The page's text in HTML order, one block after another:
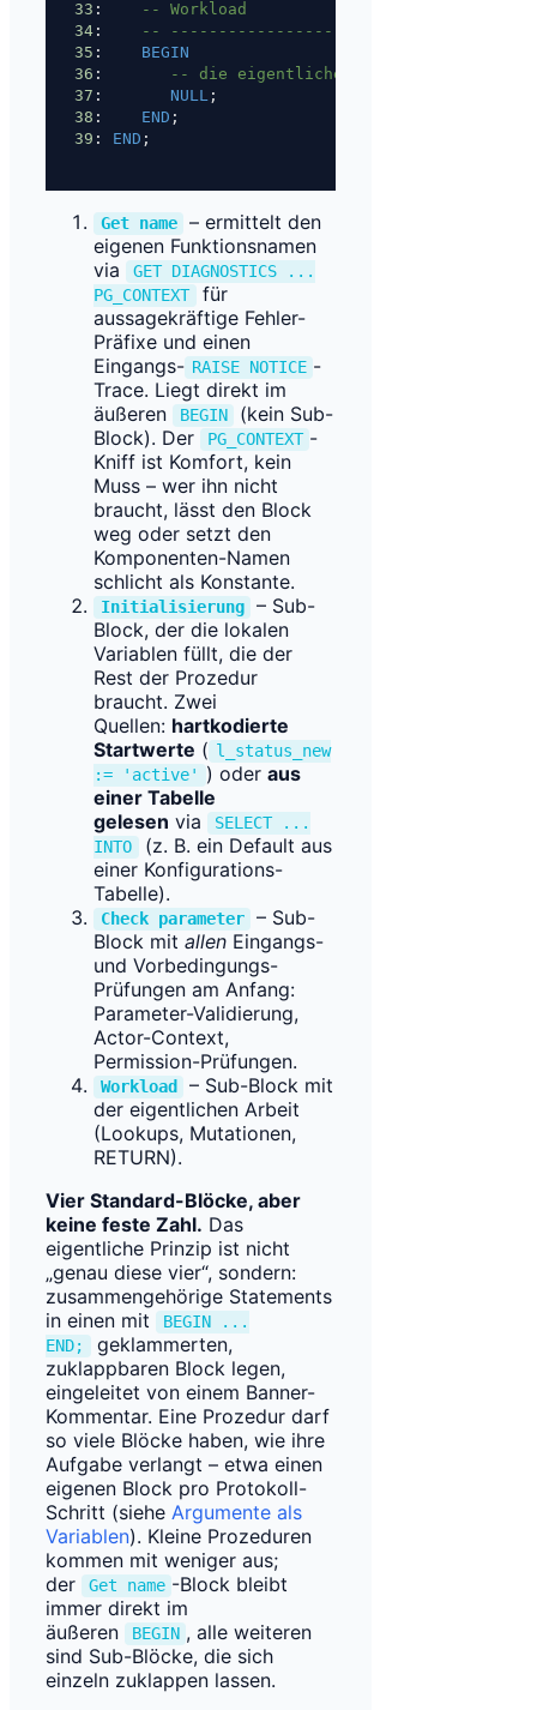
33 :
-- Workload
34 :
--
35 : BEGIN
36 :
-- die eigentliche Arbeit: Lookups,
37 : NULL ;
38 : END ;
39 : END ;
Get name
– ermittelt den
eigenen Funktionsnamen
via
GET DIAGNOSTICS ...
PG_CONTEXT
für
aussagekräftige Fehler-
Präfixe und einen
Eingangs- RAISE NOTICE -
Trace. Liegt direkt im
äußeren
BEGIN
(kein Sub-
Block). Der
PG_CONTEXT -
Kniff ist Komfort, kein
Muss – wer ihn nicht
braucht, lässt den Block
weg oder setzt den
Komponenten-Namen
schlicht als Konstante.
Initialisierung
– Sub-
Block, der die lokalen
Variablen füllt, die der
Rest der Prozedur
braucht. Zwei
Quellen: hartkodierte
Startwerte ( l_status_new
:= 'active'
) oder aus
einer Tabelle
gelesen via
SELECT ...
INTO
(z. B. ein Default aus
einer Konfigurations-
Tabelle).
Check parameter
– Sub-
Block mit allen Eingangs-
und Vorbedingungs-
Prüfungen am Anfang:
Parameter-Validierung,
Actor-Context,
Permission-Prüfungen.
Workload
– Sub-Block mit
der eigentlichen Arbeit
(Lookups, Mutationen,
RETURN).
Vier Standard-Blöcke, aber
keine feste Zahl. Das
eigentliche Prinzip ist nicht
„genau diese vier“, sondern:
zusammengehörige Statements
in einen mit
BEGIN ...
END;
geklammerten,
zuklappbaren Block legen,
eingeleitet von einem Banner-
Kommentar. Eine Prozedur darf
so viele Blöcke haben, wie ihre
Aufgabe verlangt – etwa einen
eigenen Block pro Protokoll-
Schritt (siehe Argumente als
Variablen). Kleine Prozeduren
kommen mit weniger aus;
der
Get name -Block bleibt
immer direkt im
äußeren
BEGIN , alle weiteren
sind Sub-Blöcke, die sich
einzeln zuklappen lassen.